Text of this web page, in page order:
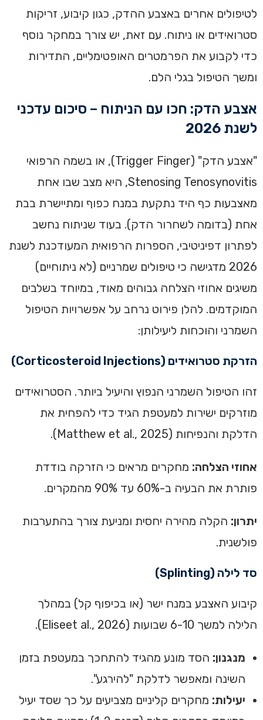
לטיפולים אחרים באצבע ההדק, כגון קיבוע, זריקות
סטרואידים או ניתוח. עם זאת, יש צורך במחקר נוסף
כדי לקבוע את הפרמטרים האופטימליים, התדירות
ומשך הטיפול בגלי הלם.
אצבע הדק: חכו עם הניתוח – סיכום עדכני
לשנת 2026
"אצבע הדק" (Trigger Finger), או בשמה הרפואי
Stenosing Tenosynovitis, היא מצב שבו אחת
מאצבעות כף היד נתקעת במנח כפוף ומתיישרת בבת
אחת (בדומה לשחרור הדק). בעוד שניתוח נחשב
לפתרון דפיניטיבי, הספרות הרפואית המעודכנת לשנת
2026 מדגישה כי טיפולים שמרניים (לא ניתוחיים)
משיגים אחוזי הצלחה גבוהים מאוד, במיוחד בשלבים
המוקדמים. להלן פירוט נרחב על אפשרויות הטיפול
השמרני והוכחות ליעילותן:
הזרקת סטרואידים (Corticosteroid Injections)
זהו הטיפול השמרני הנפוץ והיעיל ביותר. הסטרואידים
מוזרקים ישירות למעטפת הגיד כדי להפחית את
הדלקת והנפיחות (Matthew et al., 2025).
אחוזי הצלחה: מחקרים מראים כי הזרקה בודדת
פותרת את הבעיה ב-60% עד 90% מהמקרים.
יתרון: הקלה מהירה יחסית ומניעת צורך בהתערבות
פולשנית.
סד לילה (Splinting)
קיבוע האצבע במנח ישר (או בכיפוף קל) במהלך
הלילה למשך 6-10 שבועות (Eliseet al., 2026).
מנגנון: הסד מונע מהגיד להתחכך במעטפת בזמן
השינה ומאפשר לדלקת "להירגע".
יעילות: מחקרים קליניים מצביעים על כך שסד יעיל